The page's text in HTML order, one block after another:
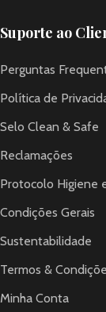
Suporte ao
Perguntas
Política de
Selo Clean & Safe
Reclamações
Protocolo Higiene
Condições Gerais
Sustentabilidade
Termos &
Minha Conta